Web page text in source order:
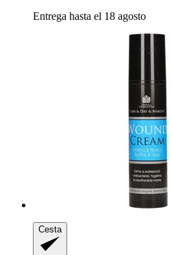
Entrega hasta el 18 agosto
Cesta